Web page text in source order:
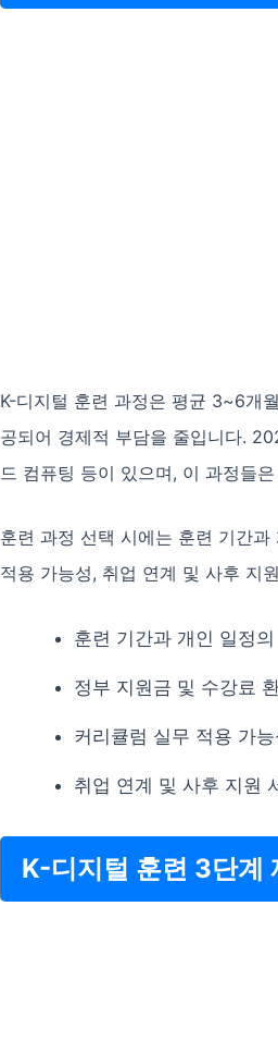
K-디지털 훈련 과정은 평균 3~6개
공되어 경제적 부담을 줄입니다.
드 컴퓨팅 등이 있으며, 이 과정들
훈련 과정 선택 시에는 훈련 기간
적용 가능성, 취업 연계 및 사후 지
훈련 기간과 개인 일정
정부 지원금 및 수강료
커리큘럼 실무 적용 가
취업 연계 및 사후 지원
K-디지털 훈련 3단계